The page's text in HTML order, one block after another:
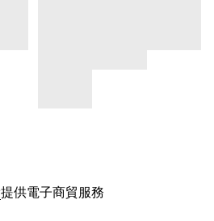
提供電子商貿服務